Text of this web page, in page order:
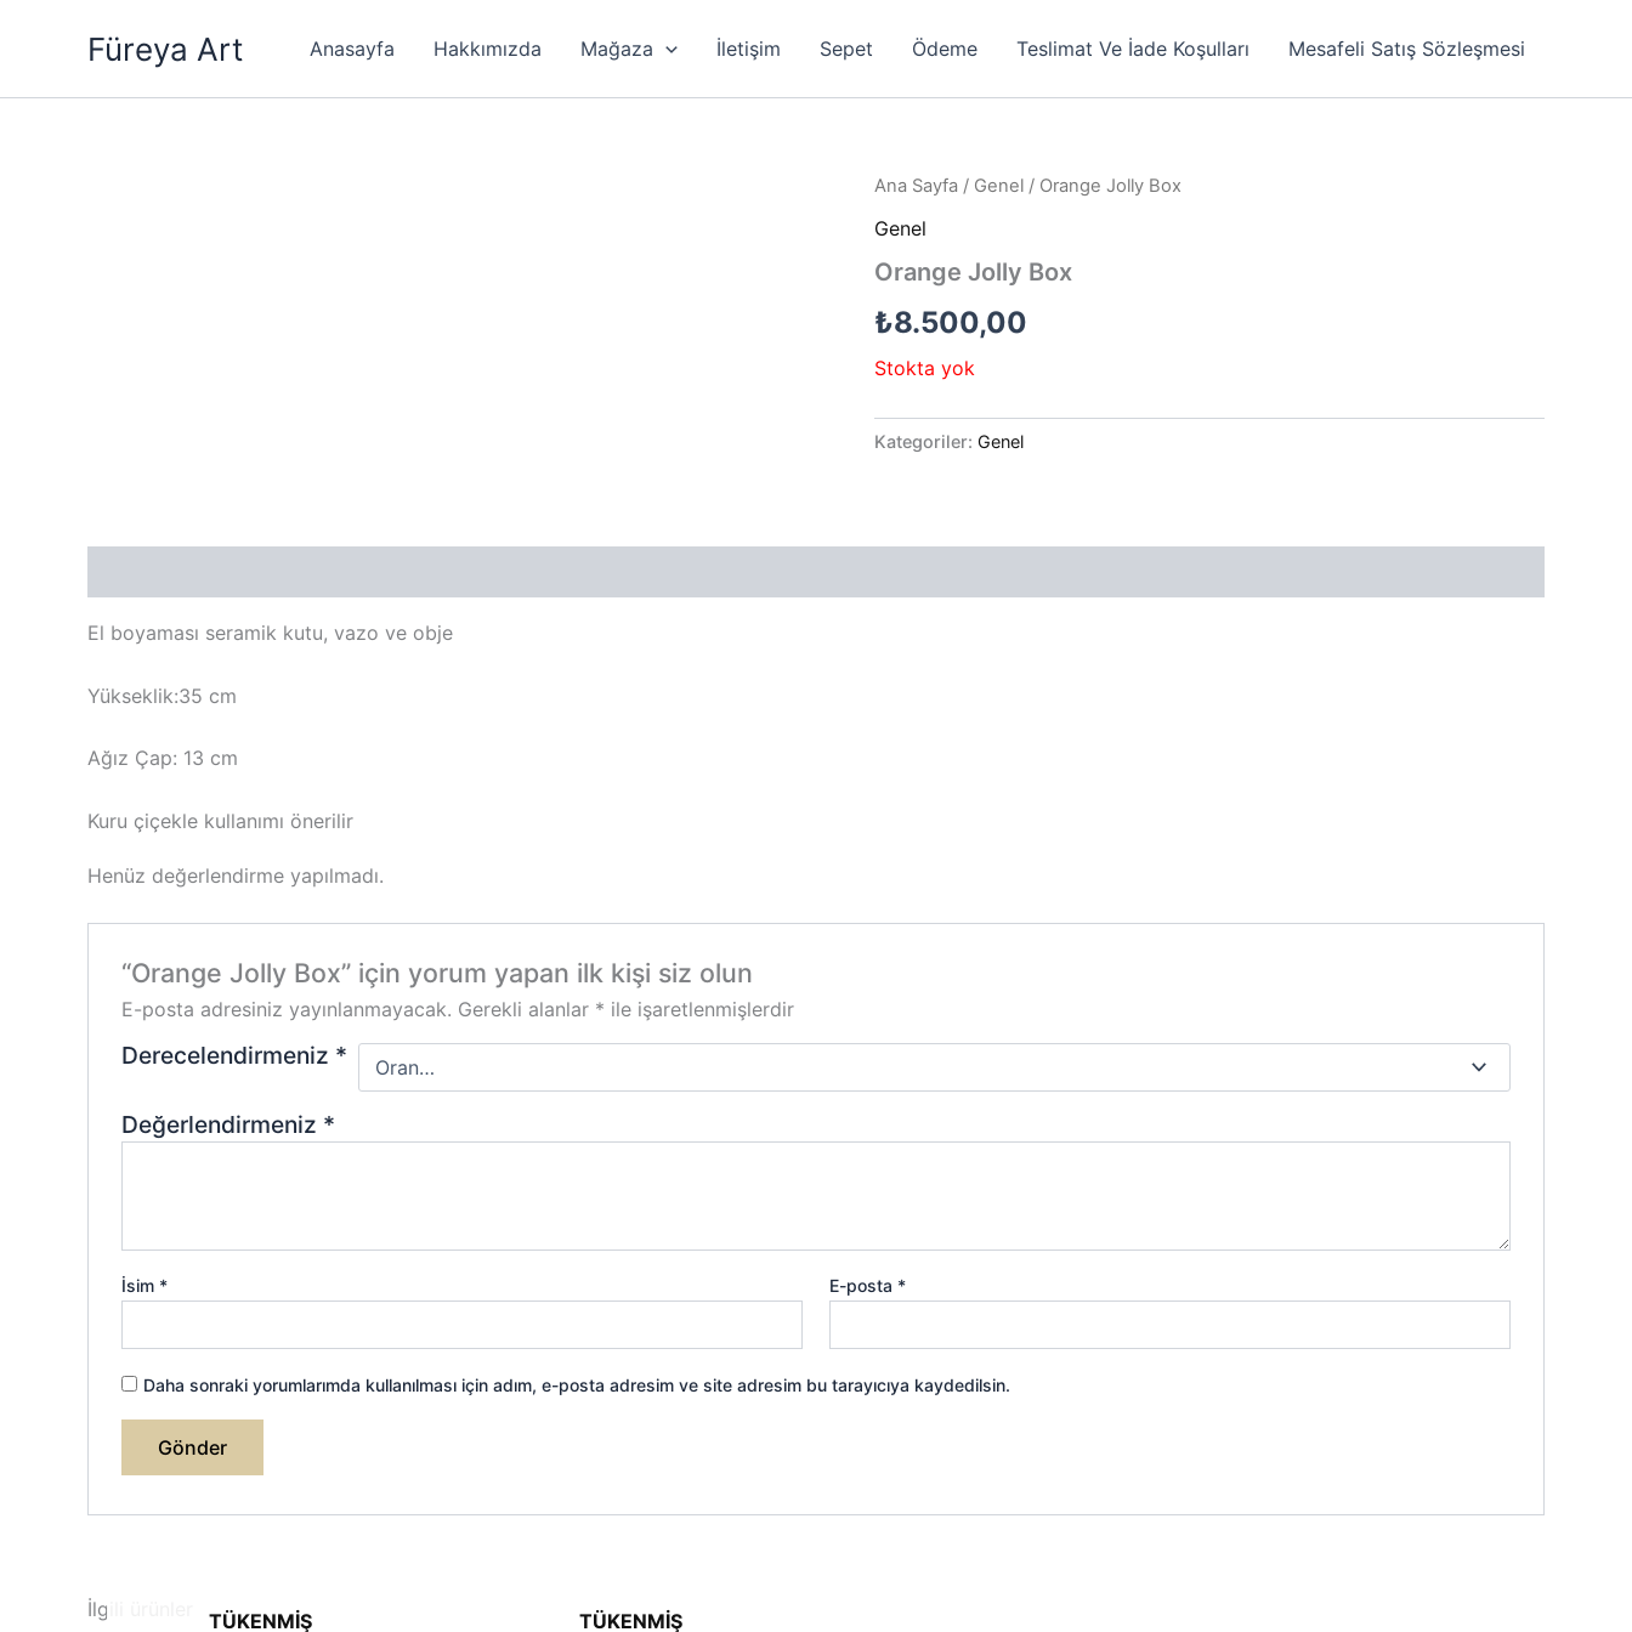
Füreya Art Anasayfa Hakkımızda Mağaza İletişim Sepet Ödeme Teslimat Ve İade Koşulları Mesafeli Satış Sözleşmesi
Ana Sayfa / Genel / Orange Jolly Box
Genel
Orange Jolly Box
₺8.500,00
Stokta yok
Kategoriler: Genel
El boyaması seramik kutu, vazo ve obje
Yükseklik:35 cm
Ağız Çap: 13 cm
Kuru çiçekle kullanımı önerilir
Henüz değerlendirme yapılmadı.
“Orange Jolly Box” için yorum yapan ilk kişi siz olun
E-posta adresiniz yayınlanmayacak. Gerekli alanlar * ile işaretlenmişlerdir
Derecelendirmeniz *
Değerlendirmeniz *
İsim * E-posta *
Daha sonraki yorumlarımda kullanılması için adım, e-posta adresim ve site adresim bu tarayıcıya kaydedilsin.
İlgili ürünler TÜKENMIŞ TÜKENMIŞ